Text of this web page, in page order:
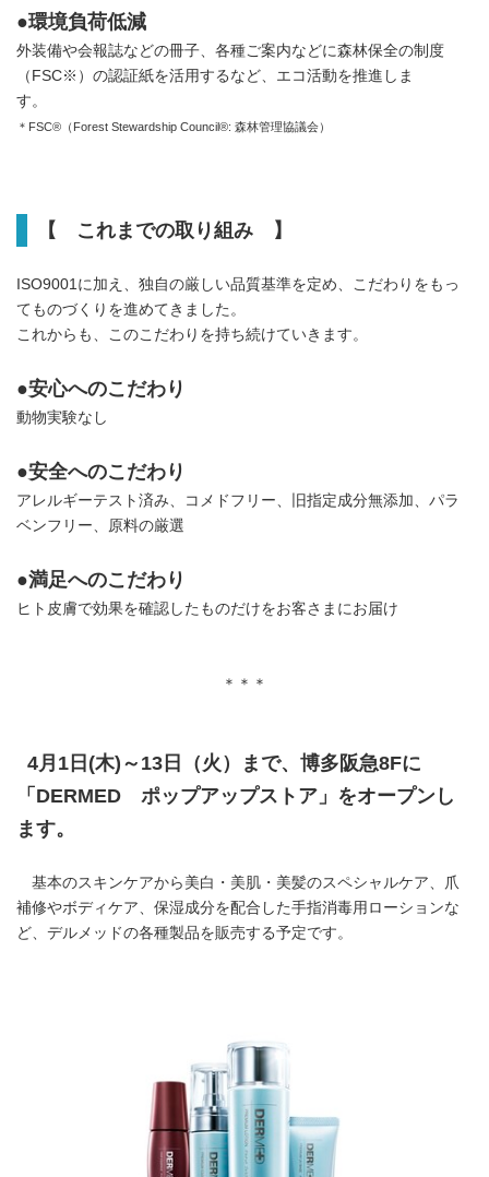
●環境負荷低減
外装備や会報誌などの冊子、各種ご案内などに森林保全の制度
（FSC※）の認証紙を活用するなど、エコ活動を推進しま
す。
＊FSC®（Forest Stewardship Council®: 森林管理協議会）
【 これまでの取り組み 】
ISO9001に加え、独自の厳しい品質基準を定め、こだわりをもっ
てものづくりを進めてきました。
これからも、このこだわりを持ち続けていきます。
●安心へのこだわり
動物実験なし
●安全へのこだわり
アレルギーテスト済み、コメドフリー、旧指定成分無添加、パラ
ベンフリー、原料の厳選
●満足へのこだわり
ヒト皮膚で効果を確認したものだけをお客さまにお届け
＊＊＊
4月1日(木)～13日（火）まで、博多阪急8Fに
「DERMED ポップアップストア」をオープンし
ます。
基本のスキンケアから美白・美肌・美髪のスペシャルケア、爪
補修やボディケア、保湿成分を配合した手指消毒用ローションな
ど、デルメッドの各種製品を販売する予定です。